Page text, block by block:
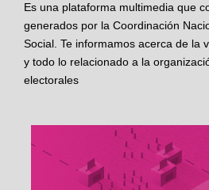
Es una plataforma multimedia que
generados por la Coordinación
Social. Te informamos acerca de la
y todo lo relacionado a la
electorales